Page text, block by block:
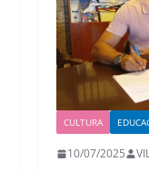
CULTURA
10/07/2025